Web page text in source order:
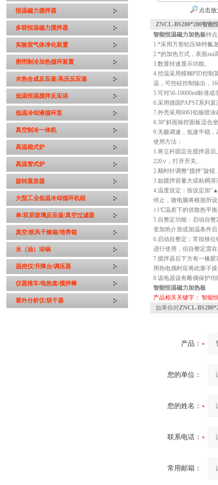
恒温磁力搅拌器
多联恒温磁力搅拌器
实验室气体净化装置
密闭制冷加热循环装置
水热合成反应釜/高压反应釜
低温恒温搅拌反应浴
低温冷却液循环泵
真空制冷一体机
高温箱式炉
高温管式炉
旋转蒸发器
大型工业低温冷却循环机组
单/双层玻璃反应釜/真空过滤器
真空/鼓风干燥箱/培养箱
水（油）浴锅
温控仪/升降台/调压器
仪器推车/电热套/搅拌棒
紫外分析仪/烘干器
点击放
ZNCL-BS280*280智能
智能恒温磁力加热板特
1.*采用方形铝压铸特氟
2.*的加热方式，表面zui
3.数显转速显示功能。
4.控温采用模糊PID控制
温，可控硅控制输出，
5.可对50-10000ml标准
6.采用德国PAPST系列
7.外壳采用6061铝板喷
8.30°斜面操控面板适合
9.无极调速，低速平稳
使用方法：
1.将立杆固定在搅拌器
220∨，打开开关。
2.顺时针调整“搅拌”旋
3.如搅拌容量大或粘稠
4.温度设定：按设定加
停止，微电脑将根据所
±1℃温差下的供散热平
5.自整定功能：启动自
变加热介质或加温条件
6.启动自整定：常按移
进行使用，但自整定需
7.搅拌器后下方有一橡
用热电偶时应将此塞子
8.该电器设有断偶保护
智能恒温磁力加热板
产品相关关键字：智能
如果你对ZNCL-
产品：
您的单位：
您的姓名：
联系电话：
常用邮箱：